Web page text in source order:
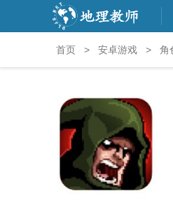
首页 > 安卓游戏 > 角